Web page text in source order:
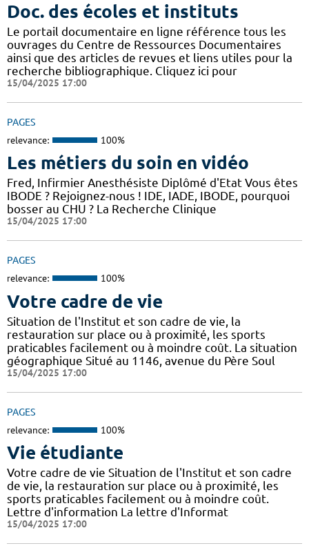
Doc. des écoles et instituts
Le portail documentaire en ligne référence tous les
ouvrages du Centre de Ressources Documentaires
ainsi que des articles de revues et liens utiles pour la
recherche bibliographique. Cliquez ici pour
15/04/2025 17:00
PAGES
relevance: 100%
Les métiers du soin en vidéo
Fred, Infirmier Anesthésiste Diplômé d'Etat Vous êtes
IBODE ? Rejoignez-nous ! IDE, IADE, IBODE, pourquoi
bosser au CHU ? La Recherche Clinique
15/04/2025 17:00
PAGES
relevance: 100%
Votre cadre de vie
Situation de l'Institut et son cadre de vie, la
restauration sur place ou à proximité, les sports
praticables facilement ou à moindre coût. La situation
géographique Situé au 1146, avenue du Père Soul
15/04/2025 17:00
PAGES
relevance: 100%
Vie étudiante
Votre cadre de vie Situation de l'Institut et son cadre
de vie, la restauration sur place ou à proximité, les
sports praticables facilement ou à moindre coût.
Lettre d'information La lettre d'Informat
15/04/2025 17:00